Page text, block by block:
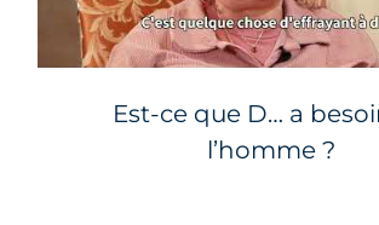
Est-ce que D… a
l’homme ?